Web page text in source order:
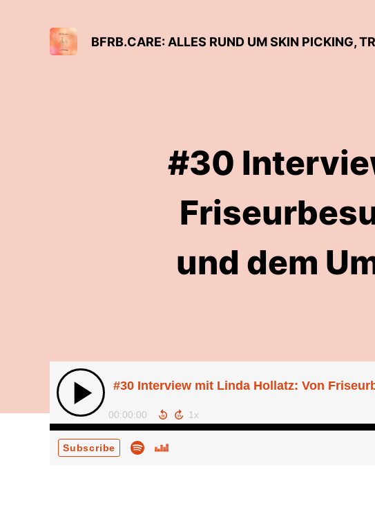
BFRB.CARE: ALLES RUND UM SKIN PICKING,
#30
und dem
#30 Interview mit Linda Hollatz: Von
00:00:00
Subscribe